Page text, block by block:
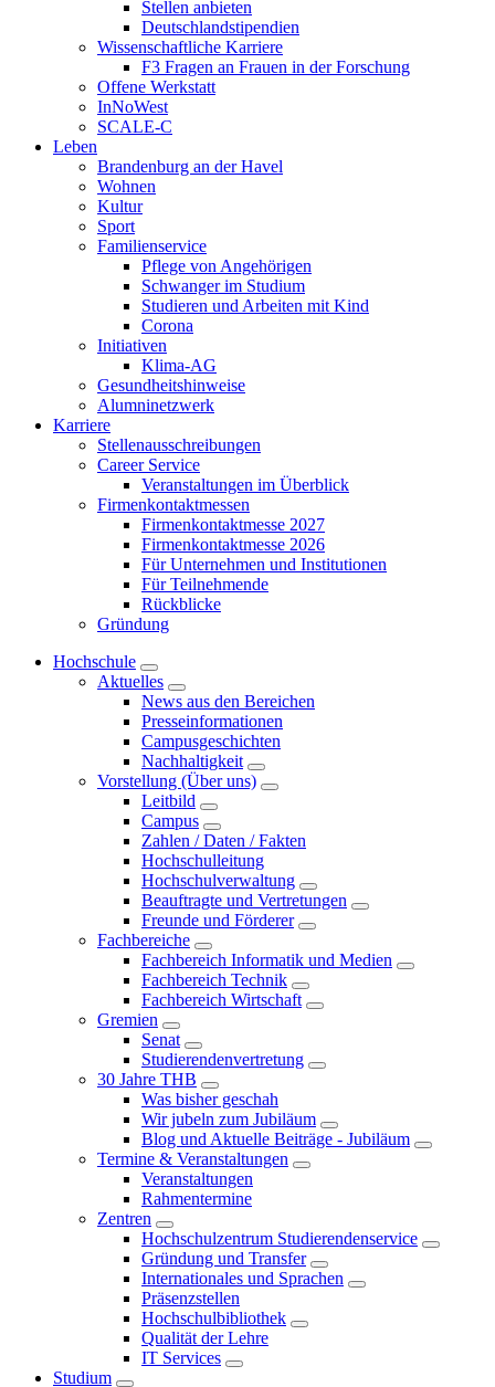
Stellen anbieten
Deutschlandstipendien
Wissenschaftliche Karriere
F3 Fragen an Frauen in der Forschung
Offene Werkstatt
InNoWest
SCALE-C
Leben
Brandenburg an der Havel
Wohnen
Kultur
Sport
Familienservice
Pflege von Angehörigen
Schwanger im Studium
Studieren und Arbeiten mit Kind
Corona
Initiativen
Klima-AG
Gesundheitshinweise
Alumninetzwerk
Karriere
Stellenausschreibungen
Career Service
Veranstaltungen im Überblick
Firmenkontaktmessen
Firmenkontaktmesse 2027
Firmenkontaktmesse 2026
Für Unternehmen und Institutionen
Für Teilnehmende
Rückblicke
Gründung
Hochschule
Aktuelles
News aus den Bereichen
Presseinformationen
Campusgeschichten
Nachhaltigkeit
Vorstellung (Über uns)
Leitbild
Campus
Zahlen / Daten / Fakten
Hochschulleitung
Hochschulverwaltung
Beauftragte und Vertretungen
Freunde und Förderer
Fachbereiche
Fachbereich Informatik und Medien
Fachbereich Technik
Fachbereich Wirtschaft
Gremien
Senat
Studierendenvertretung
30 Jahre THB
Was bisher geschah
Wir jubeln zum Jubiläum
Blog und Aktuelle Beiträge - Jubiläum
Termine & Veranstaltungen
Veranstaltungen
Rahmentermine
Zentren
Hochschulzentrum Studierendenservice
Gründung und Transfer
Internationales und Sprachen
Präsenzstellen
Hochschulbibliothek
Qualität der Lehre
IT Services
Studium